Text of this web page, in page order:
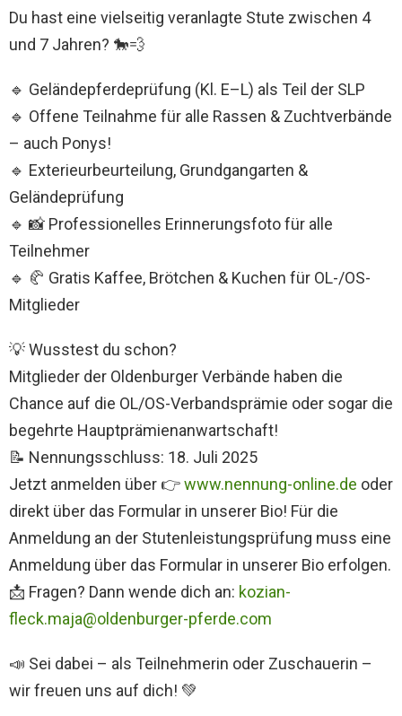
Du hast eine vielseitig veranlagte Stute zwischen 4
und 7 Jahren? 🐎💨
🔹 Geländepferdeprüfung (Kl. E–L) als Teil der SLP
🔹 Offene Teilnahme für alle Rassen & Zuchtverbände
– auch Ponys!
🔹 Exterieurbeurteilung, Grundgangarten &
Geländeprüfung
🔹 📸 Professionelles Erinnerungsfoto für alle
Teilnehmer
🔹 🥐 Gratis Kaffee, Brötchen & Kuchen für OL-/OS-
Mitglieder
💡 Wusstest du schon?
Mitglieder der Oldenburger Verbände haben die
Chance auf die OL/OS-Verbandsprämie oder sogar die
begehrte Hauptprämienanwartschaft!
📝 Nennungsschluss: 18. Juli 2025
Jetzt anmelden über 👉www.nennung-online.de oder
direkt über das Formular in unserer Bio! Für die
Anmeldung an der Stutenleistungsprüfung muss eine
Anmeldung über das Formular in unserer Bio erfolgen.
📩 Fragen? Dann wende dich an: kozian-
fleck.maja@oldenburger-pferde.com
📣 Sei dabei – als Teilnehmerin oder Zuschauerin –
wir freuen uns auf dich! 💚